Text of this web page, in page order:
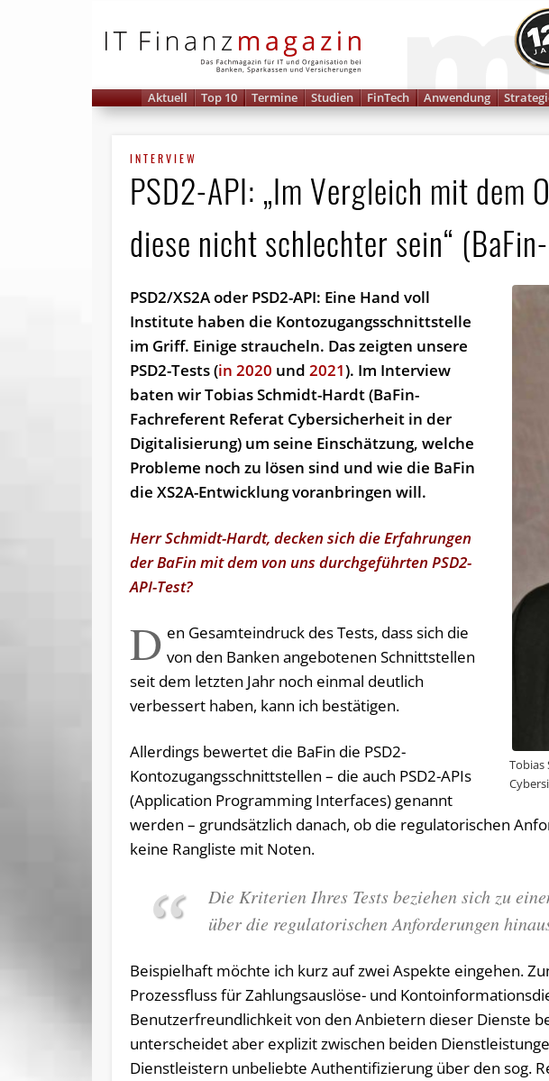
Aktuell Top 10 Termine Studien FinTech Anwendung
INTERVIEW
PSD2-API: „Im Vergleich mit dem
diese nicht schlechter sein“
Tobias
PSD2/XS2A oder PSD2-API: Eine Hand voll
Institute haben die Konto­zugangs­schnittstelle
im Griff. Einige straucheln. Das zeigten unsere
PSD2-Tests (in 2020 und2021). Im Interview
baten wir Tobias Schmidt-Hardt (BaFin-
Fachreferent Referat Cybersicherheit in der
Digitalisierung) um seine Einschätzung, welche
Probleme noch zu lösen sind und wie die BaFin
die XS2A-Entwicklung voranbringen will.
Herr Schmidt-Hardt, decken sich die Erfahrungen
der BaFin mit dem von uns durchgeführten PSD2-
API-Test?
D en Gesamteindruck des Tests, dass sich die
von den Banken angebotenen Schnittstellen
seit dem letzten Jahr noch einmal deutlich
verbessert haben, kann ich bestätigen.
Allerdings bewertet die BaFin die PSD2-
Kontozugangsschnittstellen – die auch PSD2-APIs
(Application Programming Interfaces) genannt
werden – grundsätzlich danach, ob die regulatorischen
keine Rangliste mit Noten.
Die Kriterien Ihres Tests beziehen sich zu
über die regulatorischen Anforderungen
Beispielhaft möchte ich kurz auf zwei Aspekte eingehen.
Prozessfluss für Zahlungsauslöse- und
Benutzerfreundlichkeit von den Anbietern dieser Dienste
unterscheidet aber explizit zwischen beiden
Dienstleistern unbeliebte Authentifizierung über den sog.